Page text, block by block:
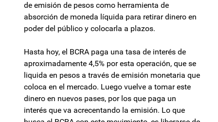
de emisión de pesos como herramienta de
absorción de moneda líquida para retirar dinero en
poder del público y colocarla a plazos.
Hasta hoy, el BCRA paga una tasa de interés de
aproximadamente 4,5% por esta operación, que se
liquida en pesos a través de emisión monetaria que
coloca en el mercado. Luego vuelve a tomar este
dinero en nuevos pases, por los que paga un
interés que va acrecentando la emisión. Lo que